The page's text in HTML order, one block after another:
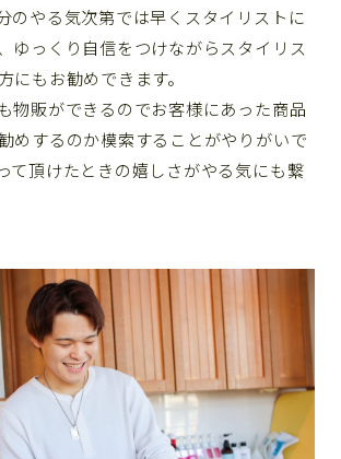
のやる気次第では早くスタイリストに
ゆっくり自信をつけながらスタイリス
にもお勧めできます。
物販ができるのでお客様にあった商品
めするのか模索することがやりがいで
て頂けたときの嬉しさがやる気にも繋